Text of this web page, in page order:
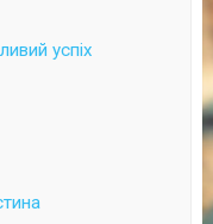
успіх